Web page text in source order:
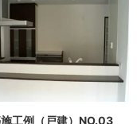
工例（戸建）NO.03